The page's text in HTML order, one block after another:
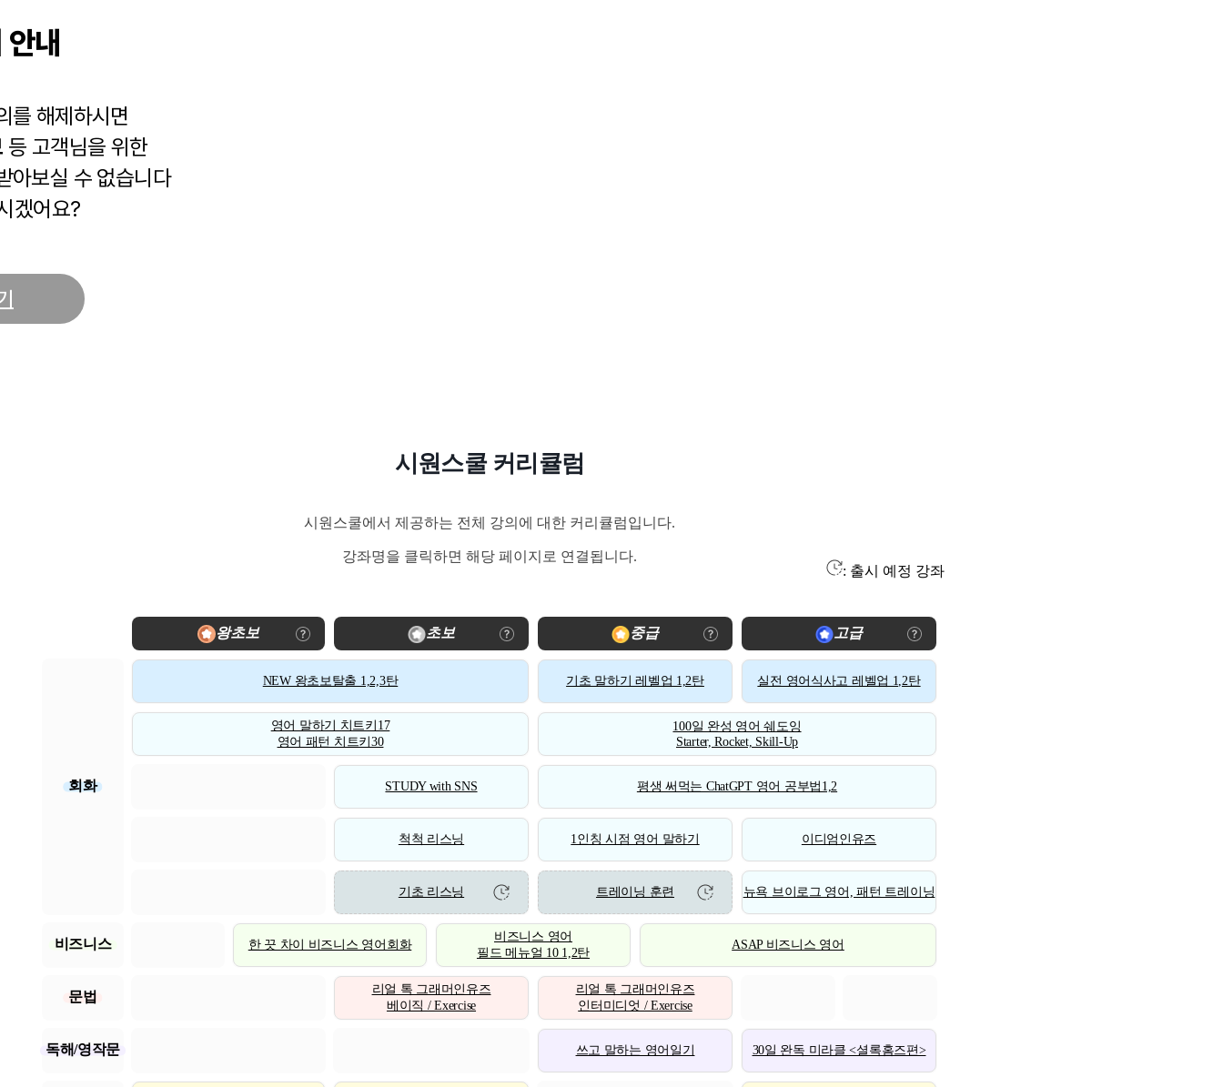
내
를 해제하시면
등 고객님을 위한
아보실 수 없습니다
겠어요?
시원스쿨 커리큘럼
시원스쿨에서 제공하는 전체 강의에 대한 커리큘럼입니다.
강좌명을 클릭하면 해당 페이지로 연결됩니다.
: 출시 예정 강좌
왕초보 초보 중급 고급
회화
NEW 왕초보탈출 1,2,3탄 기초 말하기 레벨업 1,2탄 실전 영어식사고 레벨업 1,2탄
영어 말하기 치트키17
영어 패턴 치트키30
100일 완성 영어 쉐도잉
Starter, Rocket, Skill-Up
STUDY with SNS 평생 써먹는 ChatGPT 영어 공부법1,2
척척 리스닝 1인칭 시점 영어 말하기 이디엄인유즈
기초 리스닝 트레이닝 훈련 뉴욕 브이로그 영어, 패턴 트레이닝
비즈니스 한 끗 차이 비즈니스 영어회화
비즈니스 영어
필드 메뉴얼 10 1,2탄
ASAP 비즈니스 영어
문법
리얼 톡 그래머인유즈
베이직 / Exercise
리얼 톡 그래머인유즈
인터미디엇 / Exercise
독해/영작문 쓰고 말하는 영어일기 30일 완독 미라클 <셜록홈즈편>